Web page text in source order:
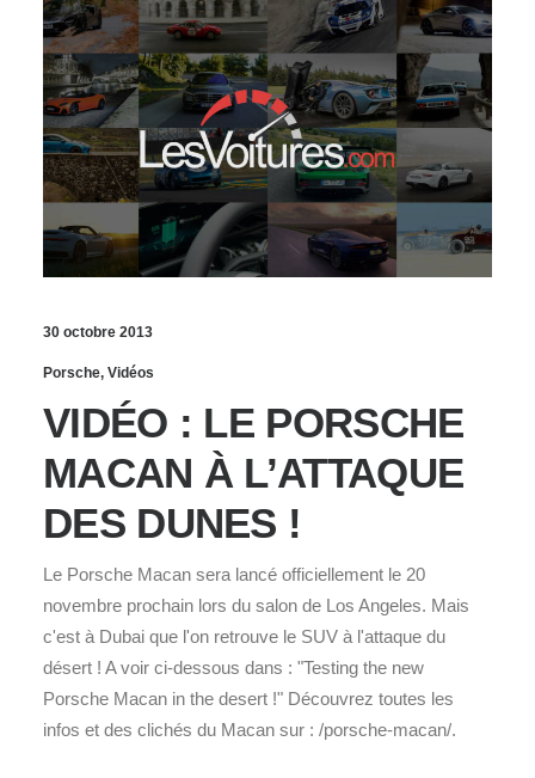
30 octobre 2013
Porsche, Vidéos
VIDÉO : LE PORSCHE
MACAN À L’ATTAQUE
DES DUNES !
Le Porsche Macan sera lancé officiellement le 20
novembre prochain lors du salon de Los Angeles. Mais
c'est à Dubai que l'on retrouve le SUV à l'attaque du
désert ! A voir ci-dessous dans : "Testing the new
Porsche Macan in the desert !" Découvrez toutes les
infos et des clichés du Macan sur : /porsche-macan/.